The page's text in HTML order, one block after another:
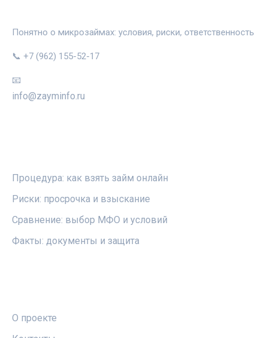
Понятно о микрозаймах: условия, риски, ответственность
📞 +7 (962) 155-52-17
📧
info@zayminfo.ru
Процедура: как взять займ онлайн
Риски: просрочка и взыскание
Сравнение: выбор МФО и условий
Факты: документы и защита
О проекте